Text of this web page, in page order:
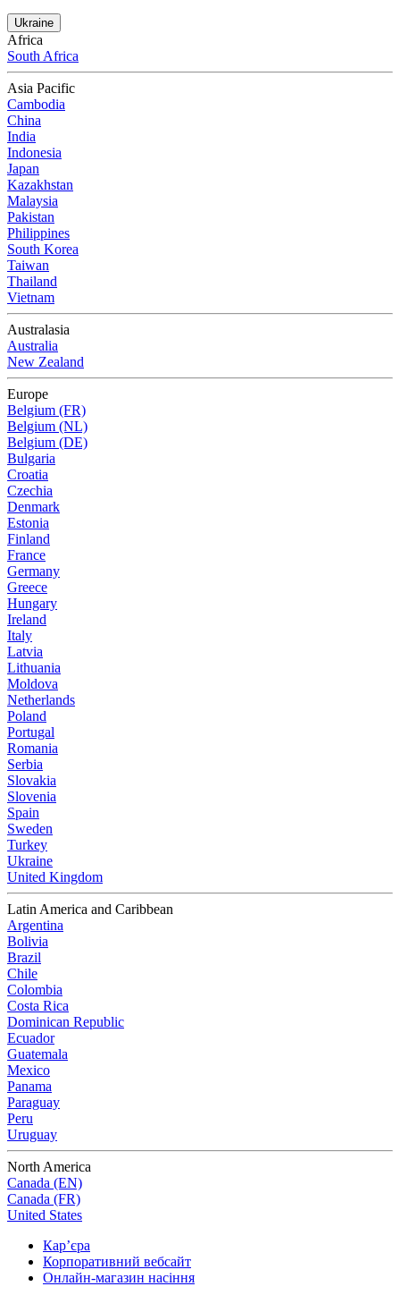
Ukraine
Africa
South Africa
Asia Pacific
Cambodia
China
India
Indonesia
Japan
Kazakhstan
Malaysia
Pakistan
Philippines
South Korea
Taiwan
Thailand
Vietnam
Australasia
Australia
New Zealand
Europe
Belgium (FR)
Belgium (NL)
Belgium (DE)
Bulgaria
Croatia
Czechia
Denmark
Estonia
Finland
France
Germany
Greece
Hungary
Ireland
Italy
Latvia
Lithuania
Moldova
Netherlands
Poland
Portugal
Romania
Serbia
Slovakia
Slovenia
Spain
Sweden
Turkey
Ukraine
United Kingdom
Latin America and Caribbean
Argentina
Bolivia
Brazil
Chile
Colombia
Costa Rica
Dominican Republic
Ecuador
Guatemala
Mexico
Panama
Paraguay
Peru
Uruguay
North America
Canada (EN)
Canada (FR)
United States
Кар’єра
Корпоративний вебсайт
Онлайн-магазин насіння